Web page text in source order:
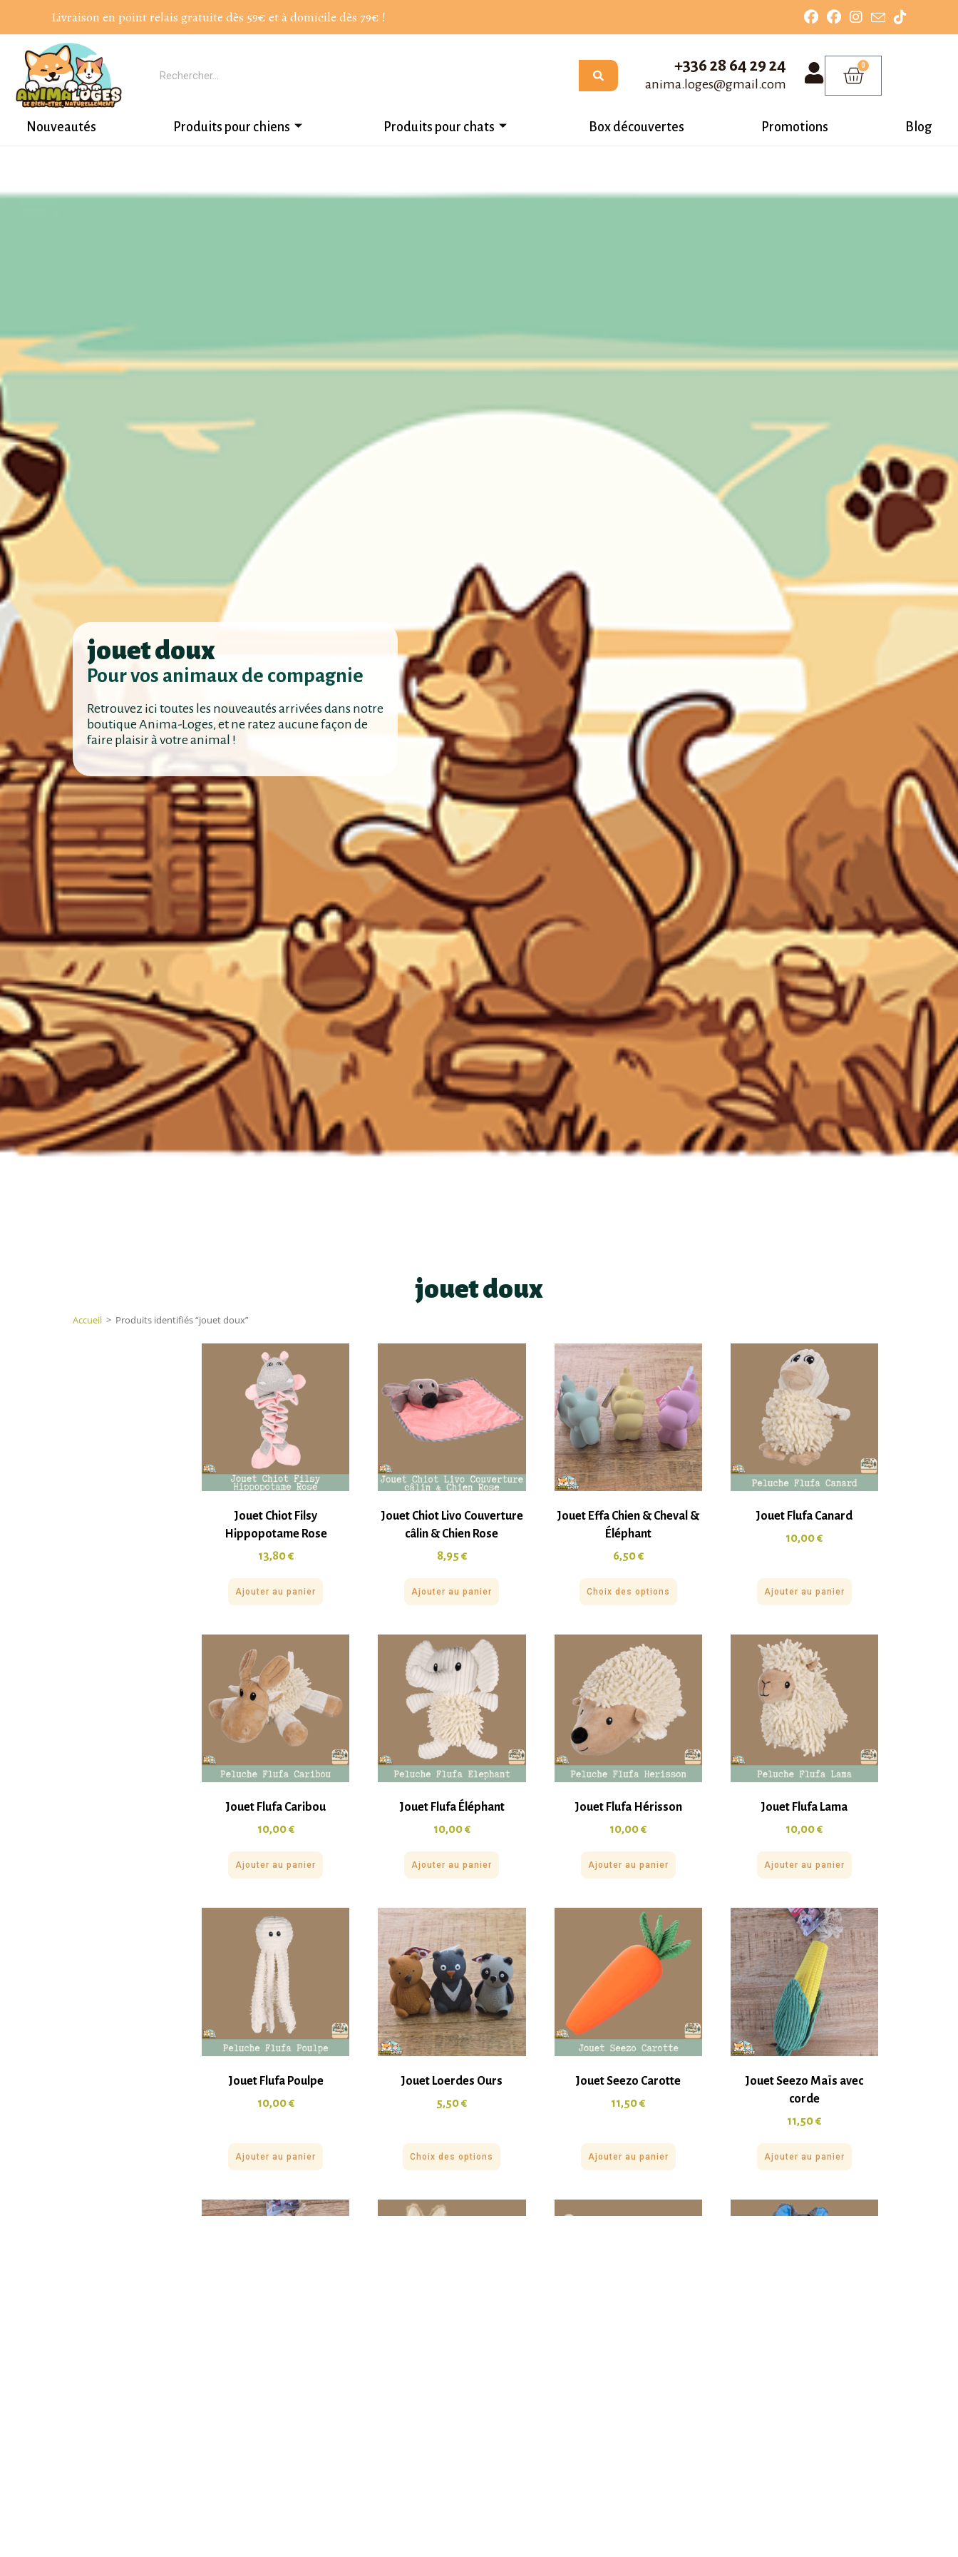
Livraison en point relais gratuite dès 59€ et à domicile dès 79€ !
+336 28 64 29 24
anima.loges@gmail.com
0
Nouveautés Produits pour chiens Produits pour chats Box découvertes Promotions Blog
jouet doux
Pour vos animaux de compagnie
Retrouvez ici toutes les nouveautés arrivées dans notre
boutique Anima-Loges, et ne ratez aucune façon de
faire plaisir à votre animal !
jouet doux
Accueil > Produits identifiés “jouet doux”
Jouet Chiot Filsy
Hippopotame Rose
13,80€
Ajouter au panier
Jouet Chiot Livo Couverture
câlin & Chien Rose
8,95 €
Ajouter au panier
Jouet Effa Chien & Cheval &
Éléphant
6,50€
Choix des options
Jouet Flufa Canard
10,00€
Ajouter au panier
Jouet Flufa Caribou
10,00€
Ajouter au panier
Jouet Flufa Éléphant
10,00€
Ajouter au panier
Jouet Flufa Hérisson
10,00€
Ajouter au panier
Jouet Flufa Lama
10,00€
Ajouter au panier
Jouet Flufa Poulpe
10,00€
Ajouter au panier
Jouet Loerdes Ours
5,50€
Choix des options
Jouet Seezo Carotte
11,50€
Ajouter au panier
Jouet Seezo Maïs avec
corde
11,50€
Ajouter au panier